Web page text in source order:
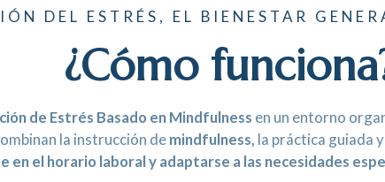
DEL ESTRÉS, EL BIENESTAR
¿Cómo
de Estrés Basado en Mindfulness en un entorno
la instrucción demindfulness, la práctica guiada
en el horario laboral y adaptarse a las necesidades